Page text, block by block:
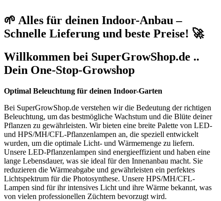
🌱 Alles für deinen Indoor-Anbau –
Schnelle Lieferung und beste Preise! 🚀
Willkommen bei SuperGrowShop.de ..
Dein One-Stop-Growshop
Optimal Beleuchtung für deinen Indoor-Garten
Bei SuperGrowShop.de verstehen wir die Bedeutung der richtigen
Beleuchtung, um das bestmögliche Wachstum und die Blüte deiner
Pflanzen zu gewährleisten. Wir bieten eine breite Palette von LED-
und HPS/MH/CFL-Pflanzenlampen an, die speziell entwickelt
wurden, um die optimale Licht- und Wärmemenge zu liefern.
Unsere LED-Pflanzenlampen sind energieeffizient und haben eine
lange Lebensdauer, was sie ideal für den Innenanbau macht. Sie
reduzieren die Wärmeabgabe und gewährleisten ein perfektes
Lichtspektrum für die Photosynthese. Unsere HPS/MH/CFL-
Lampen sind für ihr intensives Licht und ihre Wärme bekannt, was
von vielen professionellen Züchtern bevorzugt wird.